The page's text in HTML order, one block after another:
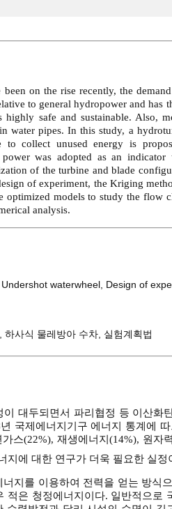
been on the rise recently, the
to general hydropower and has
safe and sustainable. Also,
water pipes. In this study, a
collect unused energy is
was adopted as an
of the turbine and blade
of experiment, the Kriging
optimized models to study the flow
analysis.
Undershot waterwheel Design of
하사식 물레방아 수차 실험계획법
이 대두되면서 파리협정 등 이산
국제에너지기구 에너지 통계에
스(22%), 재생에너지(14%), 원
지에 대한 연구가 더욱 필요한 실정
지를 이용하여 전력을 얻는 방식
적은 청정에너지이다. 일반적으로